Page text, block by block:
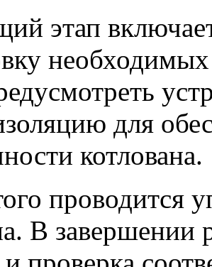
этап
для
котлована.
проводится
В завершении